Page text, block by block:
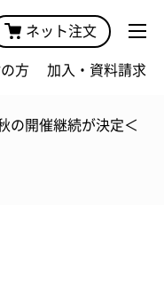
ネット注文
方 加入・資料請求
の開催継続が決定＜